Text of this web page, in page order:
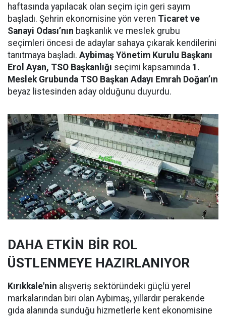
haftasında yapılacak olan seçim için geri sayım
başladı. Şehrin ekonomisine yön veren Ticaret ve
Sanayi Odası’nın başkanlık ve meslek grubu
seçimleri öncesi de adaylar sahaya çıkarak kendilerini
tanıtmaya başladı. Aybimaş Yönetim Kurulu Başkanı
Erol Ayan, TSO Başkanlığı seçimi kapsamında 1.
Meslek Grubunda TSO Başkan Adayı Emrah Doğan’ın
beyaz listesinden aday olduğunu duyurdu.
DAHA ETKİN BİR ROL
ÜSTLENMEYE HAZIRLANIYOR
Kırıkkale'nin alışveriş sektöründeki güçlü yerel
markalarından biri olan Aybimaş, yıllardır perakende
gıda alanında sunduğu hizmetlerle kent ekonomisine